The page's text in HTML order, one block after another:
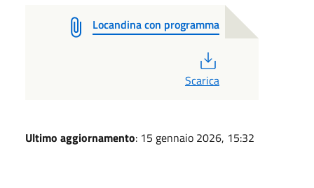
Locandina con programma
Scarica
Ultimo aggiornamento: 15 gennaio 2026, 15:32